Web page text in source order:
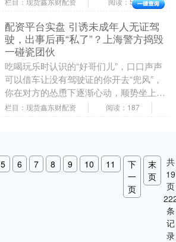
配资平台实盘 引诱未成年人无证驾
驶，出事后再“私了”？上海警方捣毁
一碰瓷团伙
吃喝玩乐时认识的“好哥们儿”，口口声声
可以借车让没有驾驶证的你开去“兜风”，
你在对方的怂恿下逐渐心动，顺势坐上驾
驶位踩下油门，殊不知“好哥们儿”精心准
栏目：现货鑫东财配资 阅读：187
5 6 7 8 9 10 11
下
一
页
末
页
共
19
页
条
记
录